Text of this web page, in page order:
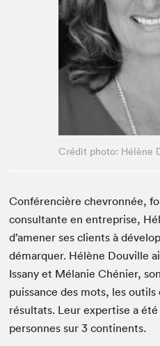
Espace enseignant·e·s
Espace pro
Crédit photo: Hélène
Conférencière chevronnée,
consultante en entreprise,
d’amener ses clients à
démarquer. Hélène Douville
Issany et Mélanie Chénier,
puissance des mots, les
résultats. Leur expertise a
personnes sur 3 continents.